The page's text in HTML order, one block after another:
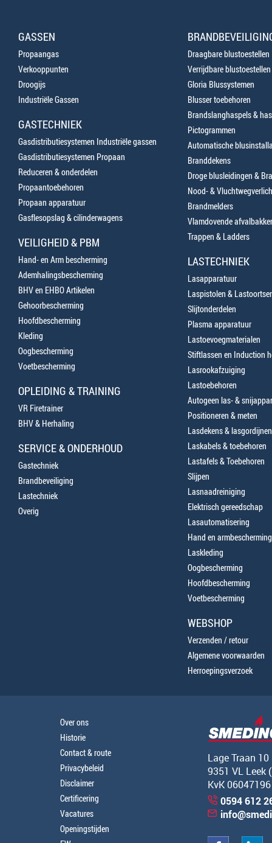
GASSEN
Propaangas
Verkooppunten
Droogijs
Industriële Gassen
GASTECHNIEK
Gasdistributiesystemen Industriële gassen
Gasdistributiesystemen Propaan
Reduceren & onderdelen
Propaantoebehoren
Propaan apparatuur
Gasflesopslag & cilinderwagens
VEILIGHEID & PBM
Hand- en Arm bescherming
Ademhalingsbescherming
BHV en EHBO Artikelen
Gehoorbescherming
Hoofdbescherming
Kleding
Oogbescherming
Voetbescherming
OPLEIDING & TRAINING
VR Firetrainer
BHV & Herhaling
SERVICE & ONDERHOUD
Gastechniek
Brandbeveiliging
Lastechniek
Overig
Draagbare blustoestellen
Verrijdbare blustoestellen
Gloria Blussystemen
Blusser toebehoren
Brandslanghaspels &
Pictogrammen
Automatische
Branddekens
Droge blusleidingen &
Nood- &
Brandmelders
Vlamdovende
Trappen & Ladders
LASTECHNIEK
Lasapparatuur
Laspistolen &
Slijtonderdelen
Plasma apparatuur
Lastoevoegmaterialen
Stiftlassen en Induction
Lasrookafzuiging
Lastoebehoren
Autogeen las- &
Positioneren & meten
Lasdekens & lasgordijnen
Laskabels & toebehoren
Lastafels & Toebehoren
Slijpen
Lasnaadreiniging
Elektrisch gereedschap
Lasautomatisering
Hand en armbescherming
Laskleding
Oogbescherming
Hoofdbescherming
Voetbescherming
WEBSHOP
Verzenden / retour
Algemene voorwaarden
Herroepingsverzoek
Over ons
Historie
Contact & route
Privacybeleid
Disclaimer
Certificering
Vacatures
Openingstijden
Lage Traan 10
9351 VL Leek
KvK 06047196
0594 612